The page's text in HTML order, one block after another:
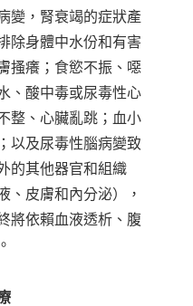
變，腎衰竭的症狀產
除身體中水份和有害
搔癢；食慾不振、噁
、酸中毒或尿毒性心
整、心臟亂跳；血小
以及尿毒性腦病變致
的其他器官和組織
、皮膚和內分泌），
將依賴血液透析、腹